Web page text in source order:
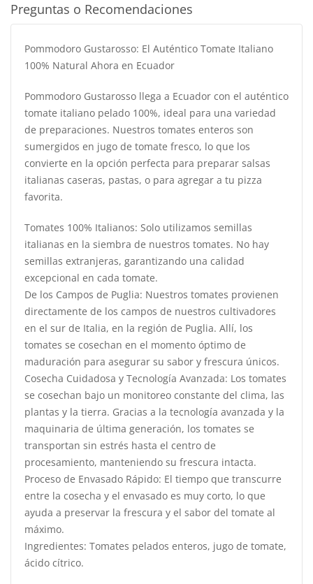
Preguntas o Recomendaciones
Pommodoro Gustarosso: El Auténtico Tomate Italiano
100% Natural Ahora en Ecuador
Pommodoro Gustarosso llega a Ecuador con el auténtico
tomate italiano pelado 100%, ideal para una variedad
de preparaciones. Nuestros tomates enteros son
sumergidos en jugo de tomate fresco, lo que los
convierte en la opción perfecta para preparar salsas
italianas caseras, pastas, o para agregar a tu pizza
favorita.
Tomates 100% Italianos: Solo utilizamos semillas
italianas en la siembra de nuestros tomates. No hay
semillas extranjeras, garantizando una calidad
excepcional en cada tomate.
De los Campos de Puglia: Nuestros tomates provienen
directamente de los campos de nuestros cultivadores
en el sur de Italia, en la región de Puglia. Allí, los
tomates se cosechan en el momento óptimo de
maduración para asegurar su sabor y frescura únicos.
Cosecha Cuidadosa y Tecnología Avanzada: Los tomates
se cosechan bajo un monitoreo constante del clima, las
plantas y la tierra. Gracias a la tecnología avanzada y la
maquinaria de última generación, los tomates se
transportan sin estrés hasta el centro de
procesamiento, manteniendo su frescura intacta.
Proceso de Envasado Rápido: El tiempo que transcurre
entre la cosecha y el envasado es muy corto, lo que
ayuda a preservar la frescura y el sabor del tomate al
máximo.
Ingredientes: Tomates pelados enteros, jugo de tomate,
ácido cítrico.